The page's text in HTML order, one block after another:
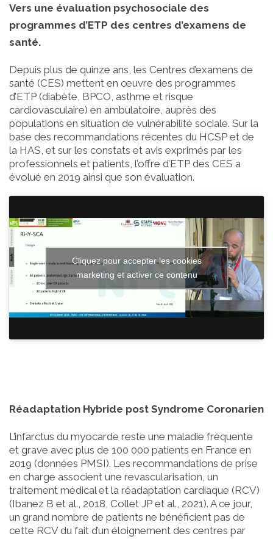
Vers une évaluation psychosociale des
programmes d’ETP des centres d’examens de
santé.
Depuis plus de quinze ans, les Centres d’examens de
santé (CES) mettent en œuvre des programmes
d’ETP (diabète, BPCO, asthme et risque
cardiovasculaire) en ambulatoire, auprès des
populations en situation de vulnérabilité sociale. Sur la
base des recommandations récentes du HCSP et de
la HAS, et sur les constats et avis exprimés par les
professionnels et patients, l’offre d’ETP des CES a
évolué en 2019 ainsi que son évaluation.
Cliquez pour accepter les cookies
marketing et activer ce contenu
Réadaptation Hybride post Syndrome Coronarien
L’infarctus du myocarde reste une maladie fréquente
et grave avec plus de 100 000 patients en France en
2019 (données PMSI). Les recommandations de prise
en charge associent une revascularisation, un
traitement médical et la réadaptation cardiaque (RCV)
(Ibanez B et al., 2018, Collet JP et al., 2021). A ce jour,
un grand nombre de patients ne bénéficient pas de
cette RCV du fait d’un éloignement des centres par